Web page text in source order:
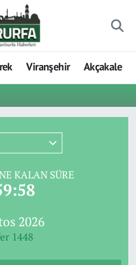
Viranşehir Akçakale
KALAN SÜRE
2026
1448